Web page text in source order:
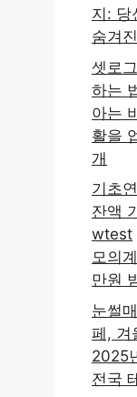
지: 당
숨겨
셋로
하는
아는
활을
개
기초
잔액
wtest
모의
만원
눈썰
페, 겨
2025
전국